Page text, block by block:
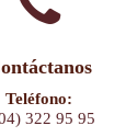
Teléfono:
322 95 95